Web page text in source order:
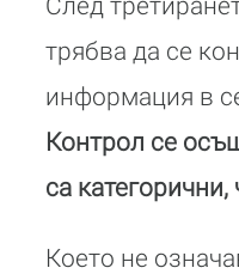
трябва да се
информация в
Контрол се
са
Което не